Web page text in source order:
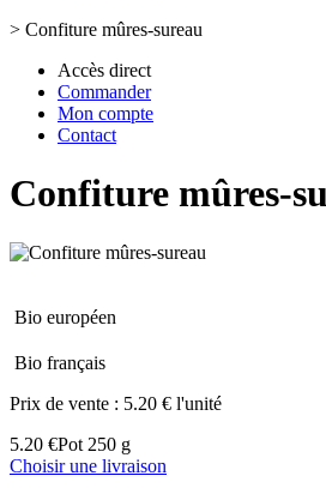
> Confiture mûres-sureau
Accès direct
Commander
Mon compte
Contact
Confiture mûres-
Bio européen
Bio français
Prix de vente : 5.20 € l'unité
5.20 €Pot 250 g
Choisir une livraison